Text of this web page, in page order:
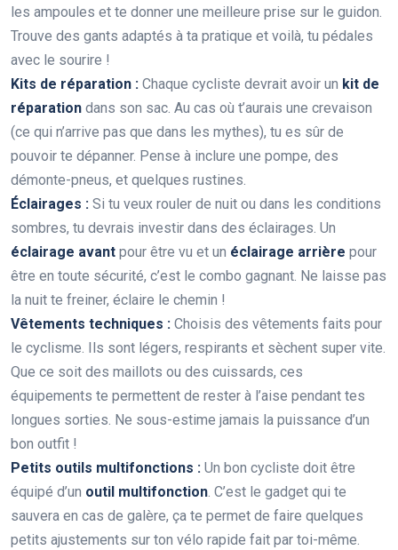
les ampoules et te donner une meilleure prise sur le guidon.
Trouve des gants adaptés à ta pratique et voilà, tu pédales
avec le sourire !
Kits de réparation : Chaque cycliste devrait avoir un kit de
réparation dans son sac. Au cas où t’aurais une crevaison
(ce qui n’arrive pas que dans les mythes), tu es sûr de
pouvoir te dépanner. Pense à inclure une pompe, des
démonte-pneus, et quelques rustines.
Éclairages : Si tu veux rouler de nuit ou dans les conditions
sombres, tu devrais investir dans des éclairages. Un
éclairage avant pour être vu et un éclairage arrière pour
être en toute sécurité, c’est le combo gagnant. Ne laisse pas
la nuit te freiner, éclaire le chemin !
Vêtements techniques : Choisis des vêtements faits pour
le cyclisme. Ils sont légers, respirants et sèchent super vite.
Que ce soit des maillots ou des cuissards, ces
équipements te permettent de rester à l’aise pendant tes
longues sorties. Ne sous-estime jamais la puissance d’un
bon outfit !
Petits outils multifonctions : Un bon cycliste doit être
équipé d’un outil multifonction. C’est le gadget qui te
sauvera en cas de galère, ça te permet de faire quelques
petits ajustements sur ton vélo rapide fait par toi-même.